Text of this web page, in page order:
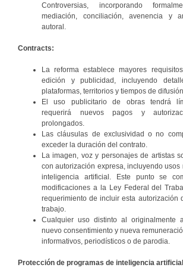
Controversias, incorporando
mediación, conciliación, avenencia y
autoral.
Contracts:
La reforma establece mayores
edición y publicidad, incluyendo
plataformas, territorios y tiempos de difusión.
El uso publicitario de obras tendrá
requerirá nuevos pagos y
prolongados.
Las cláusulas de exclusividad o no
exceder la duración del contrato.
La imagen, voz y personajes de artistas
con autorización expresa, incluyendo usos
inteligencia artificial. Este punto se
modificaciones a la Ley Federal del
requerimiento de incluir esta autorización
trabajo.
Cualquier uso distinto al originalmente
nuevo consentimiento y nueva
informativos, periodísticos o de parodia.
Protección de programas de inteligencia